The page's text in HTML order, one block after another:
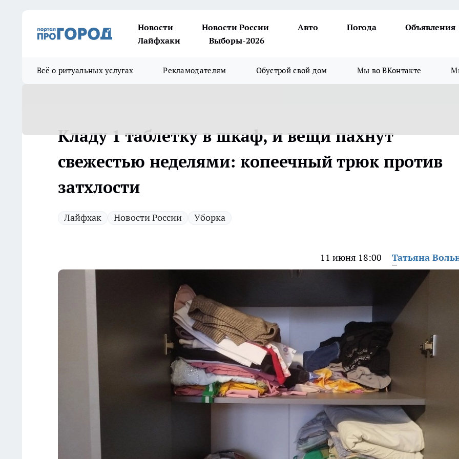
Новости Новости России Авто Погода
Объявления
Лайфхаки
Выборы-2026
Всё о ритуальных услугах Рекламодателям Обустрой свой дом Мы во ВКонтакте
Кладу 1 таблетку в шкаф, и вещи пахнут
свежестью неделями: копеечный трюк против
затхлости
Лайфхак Новости России Уборка
11 июня 18:00 Татьяна